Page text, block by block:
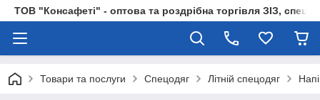
ТОВ "Консафеті" - оптова та роздрібна торгівля ЗІЗ,
Товари та послуги Спецодяг Літній спецодяг